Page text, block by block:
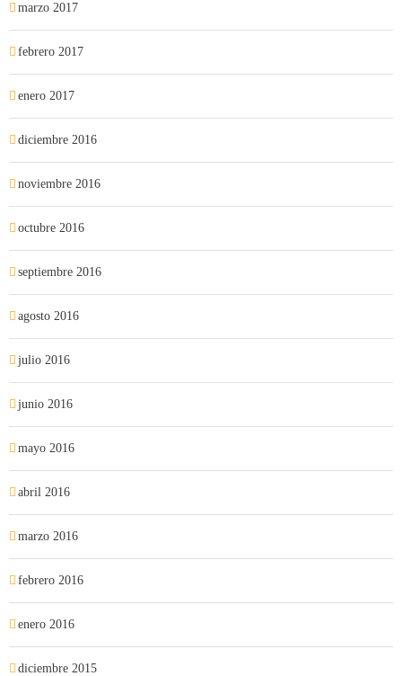
marzo 2017
febrero 2017
enero 2017
diciembre 2016
noviembre 2016
octubre 2016
septiembre 2016
agosto 2016
julio 2016
junio 2016
mayo 2016
abril 2016
marzo 2016
febrero 2016
enero 2016
diciembre 2015